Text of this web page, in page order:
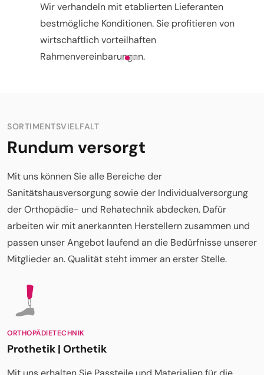
Wir verhandeln mit etablierten Lieferanten
bestmögliche Konditionen. Sie profitieren von
wirtschaftlich vorteilhaften
Rahmenvereinbarungen.
SORTIMENTSVIELFALT
Rundum versorgt
Mit uns können Sie alle Bereiche der
Sanitätshausversorgung sowie der Individualversorgung
der Orthopädie- und Rehatechnik abdecken. Dafür
arbeiten wir mitanerkannten Herstellern zusammen und
passen unser Angebot laufend an die Bedürfnisse unserer
Mitglieder an. Qualität steht immer an erster Stelle.
ORTHOPÄDIETECHNIK
Prothetik | Orthetik